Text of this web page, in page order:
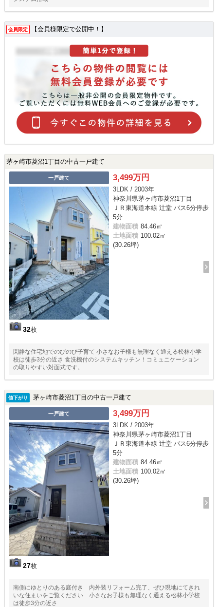
会員限定 【会員様限定で公開中！】
茅ヶ崎市菱沼1丁目の中古一戸建て
一戸建て
32枚
3,499万円
3LDK / 2003年
神奈川県茅ヶ崎市菱沼1丁目
ＪＲ東海道本線 辻堂 バス6分停歩
5分
建物面積 84.46㎡
土地面積 100.02㎡
(30.26坪)
閑静な住宅地でのびのび子育て 小さなお子様も無理なく通える松林小学
校は徒歩3分の近さ 食洗機付のシステムキッチン！コミュニケーション
の取りやすい対面式です。
値下がり 茅ヶ崎市菱沼1丁目の中古一戸建て
一戸建て
27枚
3,499万円
3LDK / 2003年
神奈川県茅ヶ崎市菱沼1丁目
ＪＲ東海道本線 辻堂 バス6分停歩
5分
建物面積 84.46㎡
土地面積 100.02㎡
(30.26坪)
南側にゆとりのある庭付き 内外装リフォーム完了、ぜひ現地にてきれ
いな住まいをご覧ください 小さなお子様も無理なく通える松林小学校
は徒歩3分の近さ